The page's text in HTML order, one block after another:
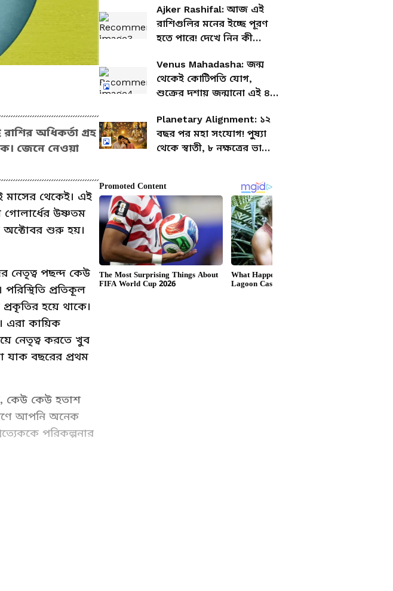
অধিকর্তা গ্রহ
জেনে নেওয়া
থেকেই। এই
উষ্ণতম
অক্টোবর শুরু হয়।
নেতৃত্ব পছন্দ কেউ
প্রতিকূল
হয়ে থাকে।
এরা কায়িক
নেতৃত্ব করতে খুব
যাক বছরের প্রথম
কেউ কেউ হতাশ
আপনি অনেক
পরিকল্পনার
Ajker Rashifal: আজ এই
রাশিগুলির মনের ইচ্ছে পূরণ
হতে পারে! দেখে নিন কী
Venus Mahadasha: জন্ম
থেকেই কোটিপতি যোগ,
শুক্রের দশায় জন্মানো এই ৪
Planetary Alignment: ১২
বছর পর মহা সংযোগ! পুষ্যা
থেকে স্বাতী, ৮ নক্ষত্রের ভাগ্যে